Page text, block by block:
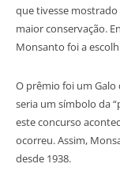
que tivesse
maior conservação.
Monsanto foi a
O prêmio foi um Galo
seria um símbolo da
este concurso
ocorreu. Assim,
desde 1938.